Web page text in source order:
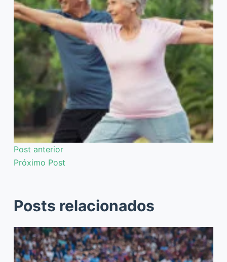
Post anterior
Próximo Post
Posts relacionados